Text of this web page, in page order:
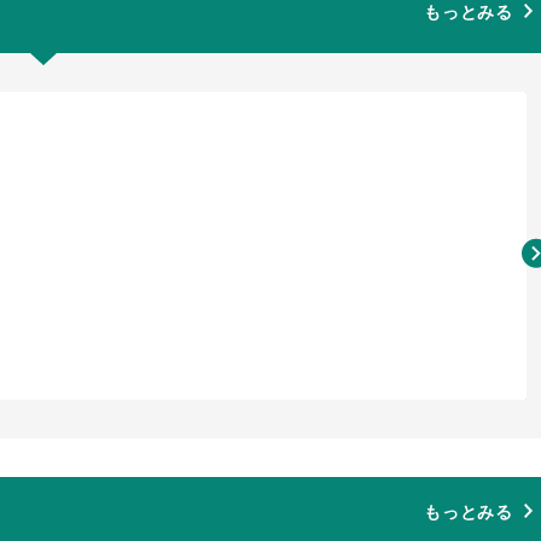
もっとみる
もっとみる